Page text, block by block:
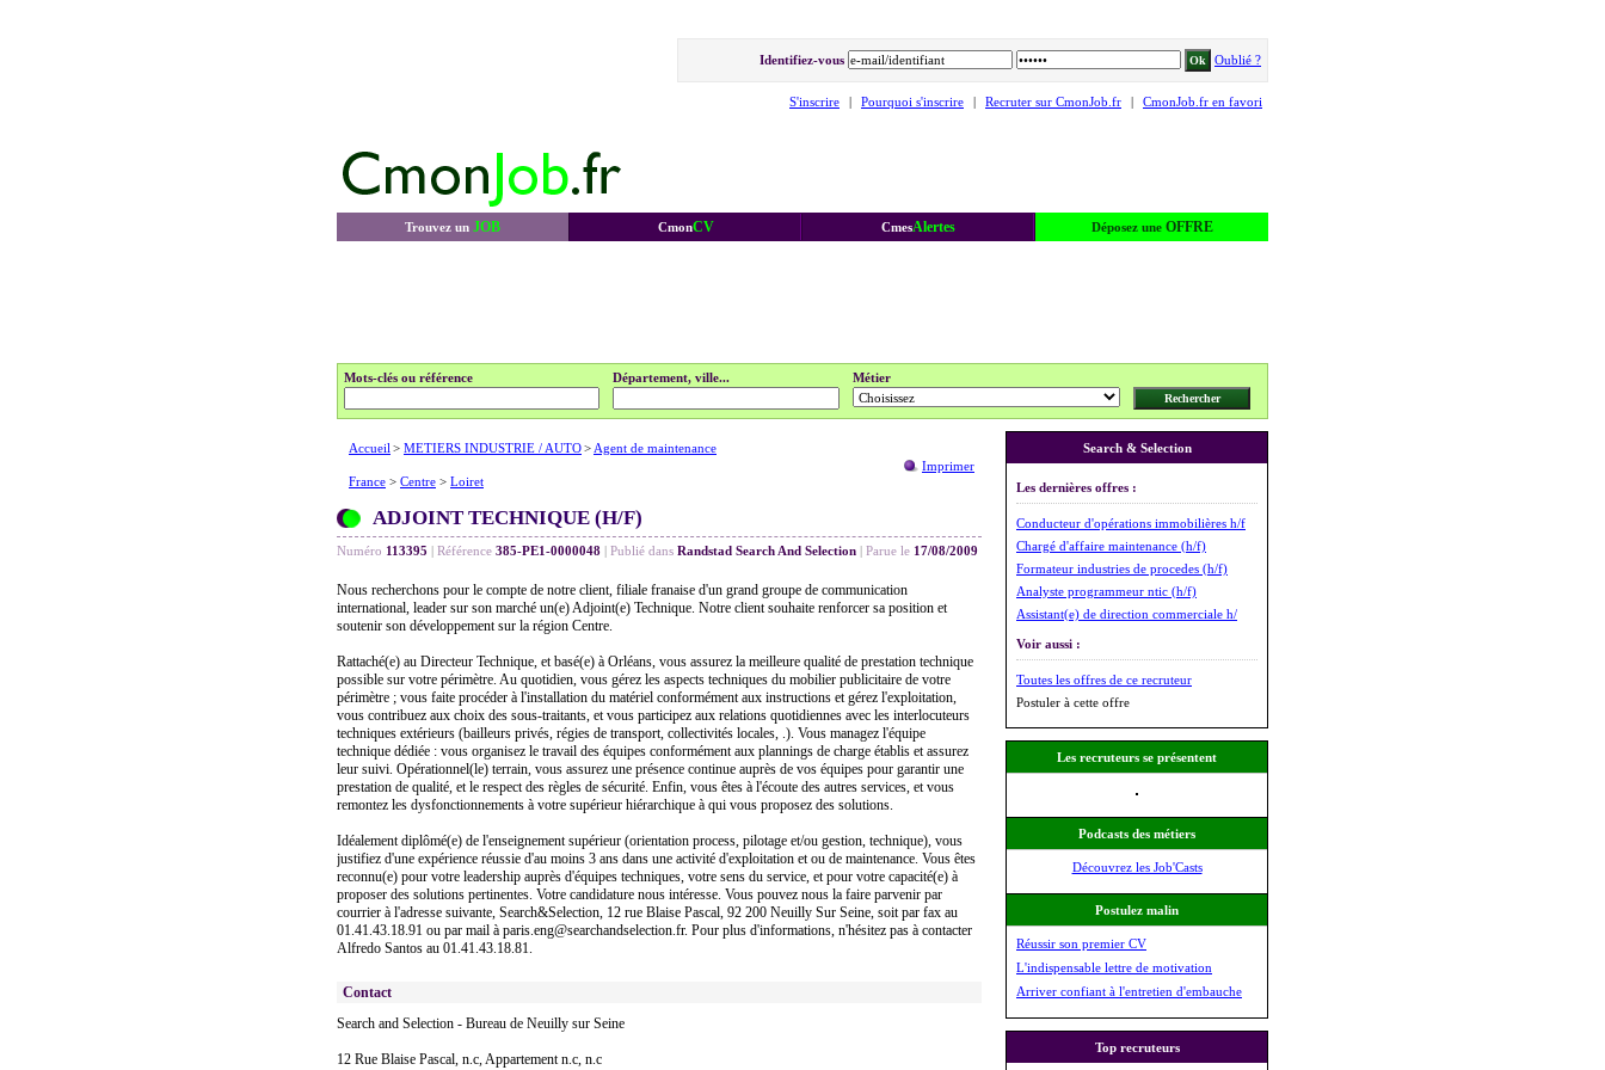
Identifiez-vous Oublié ?
S'inscrire | Pourquoi s'inscrire | Recruter sur CmonJob.fr | CmonJob.fr en favori
Trouvez un JOB CmonCV CmesAlertes Déposez une OFFRE
Mots-clés ou référence Département, ville... Métier
Imprimer
Accueil > METIERS INDUSTRIE / AUTO> Agent de maintenance
France > Centre > Loiret
ADJOINT TECHNIQUE (H/F)
Numéro 113395 | Référence 385-PE1-0000048 | Publié dans Randstad Search And Selection | Parue le 17/08/2009
Nous recherchons pour le compte de notre client, filiale franaise d'un grand groupe de communication
international, leader sur son marché un(e) Adjoint(e) Technique. Notre client souhaite renforcer sa position et
soutenir son développement sur la région Centre.
Rattaché(e) au Directeur Technique, et basé(e) à Orléans, vous assurez la meilleure qualité de prestation technique
possible sur votre périmètre. Au quotidien, vous gérez les aspects techniques du mobilier publicitaire de votre
périmètre ; vous faite procéder à l'installation du matériel conformément aux instructions et gérez l'exploitation,
vous contribuez aux choix des sous-traitants, et vous participez aux relations quotidiennes avec les interlocuteurs
techniques extérieurs (bailleurs privés, régies de transport, collectivités locales, .). Vous managez l'équipe
technique dédiée : vous organisez le travail des équipes conformément aux plannings de charge établis et assurez
leur suivi. Opérationnel(le) terrain, vous assurez une présence continue auprès de vos équipes pour garantir une
prestation de qualité, et le respect des règles de sécurité. Enfin, vous êtes à l'écoute des autres services, et vous
remontez les dysfonctionnements à votre supérieur hiérarchique à qui vous proposez des solutions.
Idéalement diplômé(e) de l'enseignement supérieur (orientation process, pilotage et/ou gestion, technique), vous
justifiez d'une expérience réussie d'au moins 3 ans dans une activité d'exploitation et ou de maintenance. Vous êtes
reconnu(e) pour votre leadership auprès d'équipes techniques, votre sens du service, et pour votre capacité(e) à
proposer des solutions pertinentes. Votre candidature nous intéresse. Vous pouvez nous la faire parvenir par
courrier à l'adresse suivante, Search&Selection, 12 rue Blaise Pascal, 92 200 Neuilly Sur Seine, soit par fax au
01.41.43.18.91 ou par mail à paris.eng@searchandselection.fr. Pour plus d'informations, n'hésitez pas à contacter
Alfredo Santos au 01.41.43.18.81.
Contact
Search and Selection - Bureau de Neuilly sur Seine
12 Rue Blaise Pascal, n.c, Appartement n.c, n.c
Search & Selection
Les dernières offres :
Conducteur d'opérations immobilières h/f
Chargé d'affaire maintenance (h/f)
Formateur industries de procedes (h/f)
Analyste programmeur ntic (h/f)
Assistant(e) de direction commerciale h/
Voir aussi :
Toutes les offres de ce recruteur
Postuler à cette offre
Les recruteurs se présentent
Podcasts des métiers
Découvrez les Job'Casts
Postulez malin
Réussir son premier CV
L'indispensable lettre de motivation
Arriver confiant à l'entretien d'embauche
Top recruteurs